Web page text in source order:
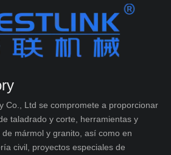
Brocas de perforación de
circulación inversa Re547 RC
Co., Ltd se compromete a proporcionar
taladrado y corte, herramientas y
mármol y granito, así como en
civil, proyectos especiales de